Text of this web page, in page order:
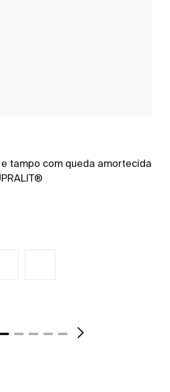
e tampo com queda amortecida